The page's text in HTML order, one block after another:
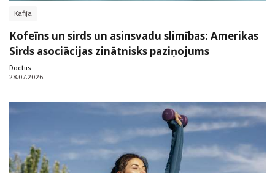
Kafija
Kofeīns un sirds un asinsvadu slimības: Amerikas
Sirds asociācijas zinātnisks paziņojums
Doctus
28.07.2026.